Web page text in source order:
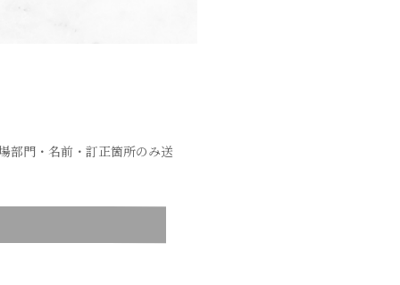
部門・名前・訂正箇所のみ送